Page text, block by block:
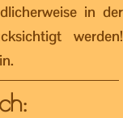
in der
werden!